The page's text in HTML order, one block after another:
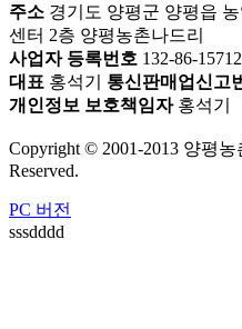
주소 경기도 양평군 양평읍
센터 2층 양평농촌나드리
사업자 등록번호 132-86-15712
대표 홍석기 통신판매업신고
개인정보 보호책임자홍석기
Copyright © 2001-2013 양평
Reserved.
PC 버전
sssdddd